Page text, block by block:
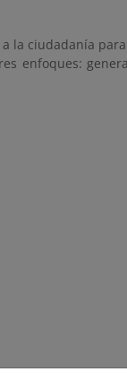
la ciudadanía
enfoques: